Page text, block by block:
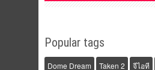
Popular tags
Dome Dream Taken 2 จีไอที